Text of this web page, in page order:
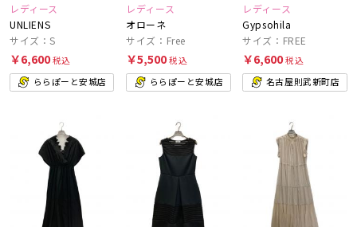
レディース
UNLIENS
サイズ：S
￥6,600税込
ららぽーと安城店
レディース
オローネ
サイズ：Free
￥5,500税込
ららぽーと安城店
レディース
Gypsohila
サイズ：FREE
￥6,600税込
名古屋則武新町店